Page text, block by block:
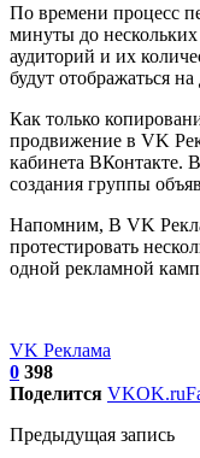
По времени процесс
минуты до нескольких
аудиторий и их
будут отображаться
Как только
продвижение в VK
кабинета ВКонтакте.
создания группы
Напомним, В VK
протестировать
одной рекламной
VK Реклама
0 398
Поделится VKOK.ru
Предыдущая запись